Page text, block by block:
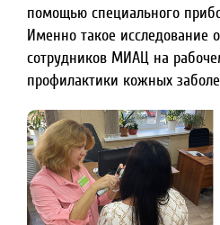
помощью специального
Именно такое исследование
сотрудников МИАЦ на
профилактики кожных